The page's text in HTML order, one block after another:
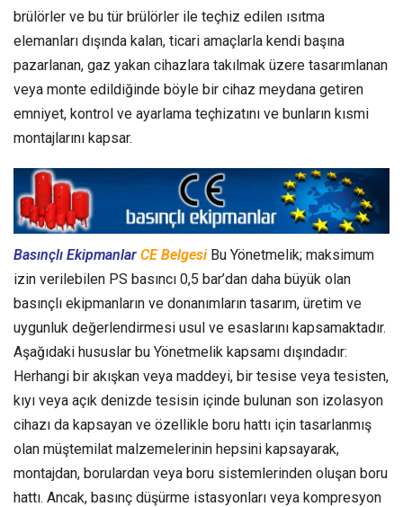
brülörler ve bu tür brülörler ile teçhiz edilen ısıtma
elemanları dışında kalan, ticari amaçlarla kendi başına
pazarlanan, gaz yakan cihazlara takılmak üzere tasarımlanan
veya monte edildiğinde böyle bir cihaz meydana getiren
emniyet, kontrol ve ayarlama teçhizatını ve bunların kısmi
montajlarını kapsar.
Basınçlı Ekipmanlar CE Belgesi Bu Yönetmelik; maksimum
izin verilebilen PS basıncı 0,5 bar’dan daha büyük olan
basınçlı ekipmanların ve donanımların tasarım, üretim ve
uygunluk değerlendirmesi usul ve esaslarını kapsamaktadır.
Aşağıdaki hususlar bu Yönetmelik kapsamı dışındadır:
Herhangi bir akışkan veya maddeyi, bir tesise veya tesisten,
kıyı veya açık denizde tesisin içinde bulunan son izolasyon
cihazı da kapsayan ve özellikle boru hattı için tasarlanmış
olan müştemilat malzemelerinin hepsini kapsayarak,
montajdan, borulardan veya boru sistemlerinden oluşan boru
hattı. Ancak, basınç düşürme istasyonları veya kompresyon